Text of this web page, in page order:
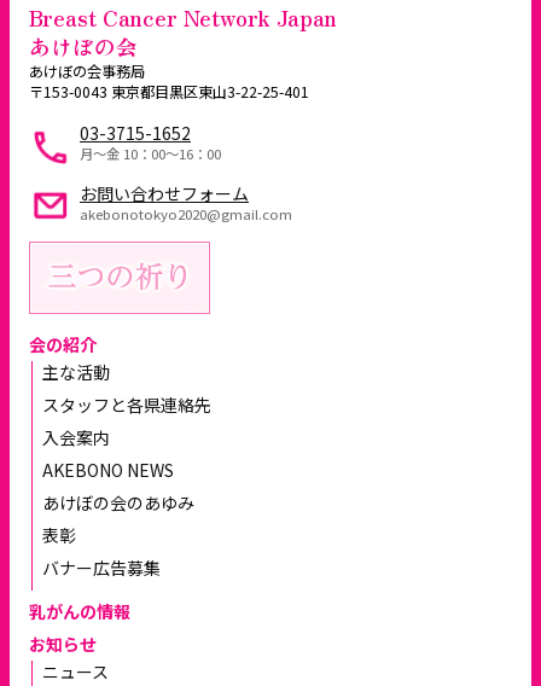
Breast Cancer Network Japan
あけぼの会
あけぼの会事務局
〒153-0043 東京都目黒区東山3-22-25-401
03-3715-1652
月～金 10：00〜16：00
お問い合わせフォーム
akebonotokyo2020@gmail.com
会の紹介
主な活動
スタッフと各県連絡先
入会案内
AKEBONO NEWS
あけぼの会のあゆみ
表彰
バナー広告募集
乳がんの情報
お知らせ
ニュース